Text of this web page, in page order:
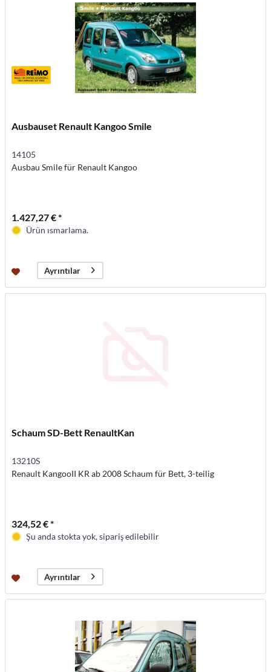
Ausbauset Renault Kangoo Smile
14105
Ausbau Smile für Renault Kangoo
1.427,27 € *
Ürün ısmarlama.
Ayrıntılar
Schaum SD-Bett RenaultKan
13210S
Renault KangooII KR ab 2008 Schaum für Bett, 3-teilig
324,52 € *
Şu anda stokta yok, sipariş edilebilir
Ayrıntılar